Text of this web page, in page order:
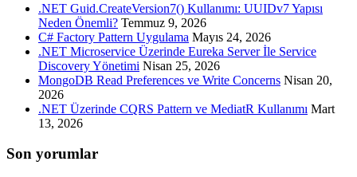
.NET Guid.CreateVersion7() Kullanımı: UUIDv7 Yapısı
Neden Önemli? Temmuz 9, 2026
C# Factory Pattern Uygulama Mayıs 24, 2026
.NET Microservice Üzerinde Eureka Server İle Service
Discovery Yönetimi Nisan 25, 2026
MongoDB Read Preferences ve Write Concerns Nisan 20,
2026
.NET Üzerinde CQRS Pattern ve MediatR Kullanımı Mart
13, 2026
Son yorumlar